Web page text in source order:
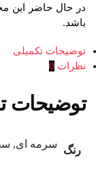
در حال حاضر این
باشد.
توضیحات تکمیلی
نظرات 0
توضیحات
رنگ
سرمه ای,